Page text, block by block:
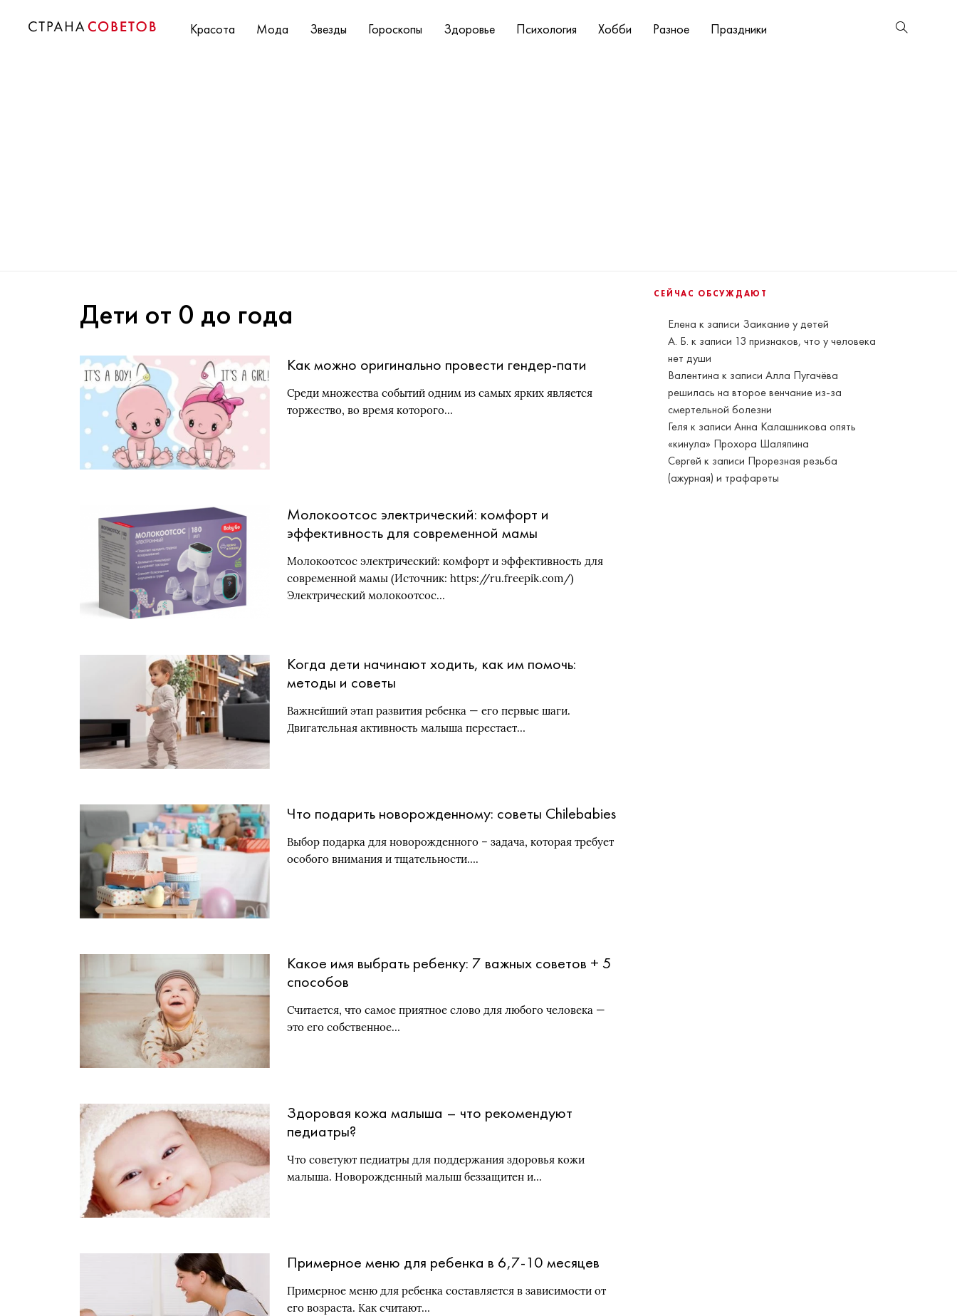
Красота Мода Звезды Гороскопы Здоровье Психология Хобби Разное Праздники
СЕЙЧАС ОБСУЖДАЮТ
Елена к записи Заикание у детей
А. Б. к записи 13 признаков, что у человека
нет души
Валентина к записиАлла Пугачёва
решилась на второе венчание из-за
смертельной болезни
Геля к записиАнна Калашникова опять
«кинула» Прохора Шаляпина
Сергей к записи Прорезная резьба
(ажурная) и трафареты
Дети от 0 до года
Как можно оригинально провести гендер-пати
Среди множества событий одним из самых ярких является
торжество, во время которого…
Молокоотсос электрический: комфорт и
эффективность для современной мамы
Молокоотсос электрический: комфорт и эффективность для
современной мамы (Источник: https://ru.freepik.com/)
Электрический молокоотсос…
Когда дети начинают ходить, как им помочь:
методы и советы
Важнейший этап развития ребенка — его первые шаги.
Двигательная активность малыша перестает…
Что подарить новорожденному: советы Сhilebabies
Выбор подарка для новорожденного – задача, которая требует
особого внимания и тщательности….
Какое имя выбрать ребенку: 7 важных советов + 5
способов
Считается, что самое приятное слово для любого человека —
это его собственное…
Здоровая кожа малыша – что рекомендуют
педиатры?
Что советуют педиатры для поддержания здоровья кожи
малыша. Новорожденный малыш беззащитен и…
Примерное меню для ребенка в 6,7-10 месяцев
Примерное меню для ребенка составляется в зависимости от
его возраста. Как считают…